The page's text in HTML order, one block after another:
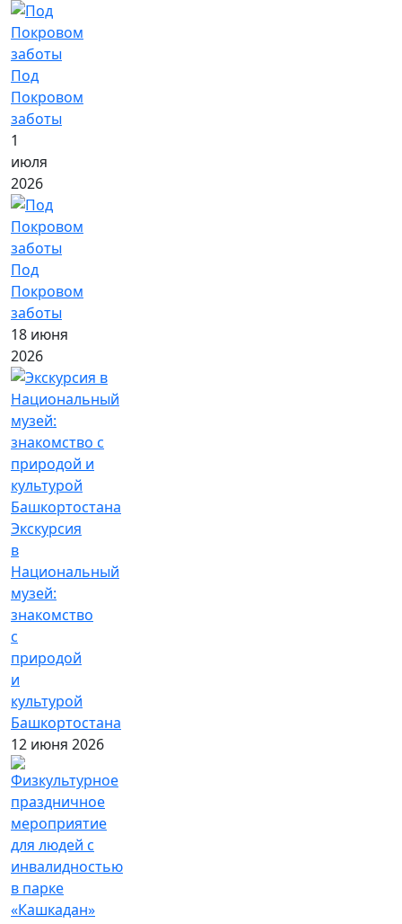
Под
Покровом
заботы
1
июля
2026
Под
Покровом
заботы
18 июня
2026
Экскурсия
в
Национальный
музей:
знакомство
с
природой
и
культурой
Башкортостана
12 июня 2026